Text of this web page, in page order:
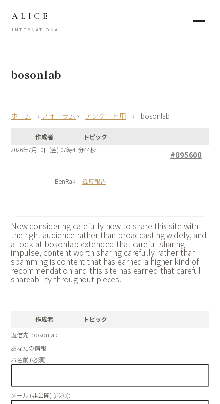
ALICE
INTERNATIONAL
bosonlab
› フォーラム › アンケート用 › bosonlab
作成者
トピック
2026年7月10日(金) 07時41分44秒
#895608
BenRak 違反報告
Now considering carefully how to share this site with
the right audience rather than broadcasting widely, and
a look at bosonlab extended that careful sharing
impulse, content worth sharing carefully rather than
spamming is content that has earned a higher kind of
recommendation and this site has earned that careful
shareability throughout pieces.
作成者
トピック
返信先: bosonlab
あなたの情報:
お名前 (必須)
メール (非公開) (必須):